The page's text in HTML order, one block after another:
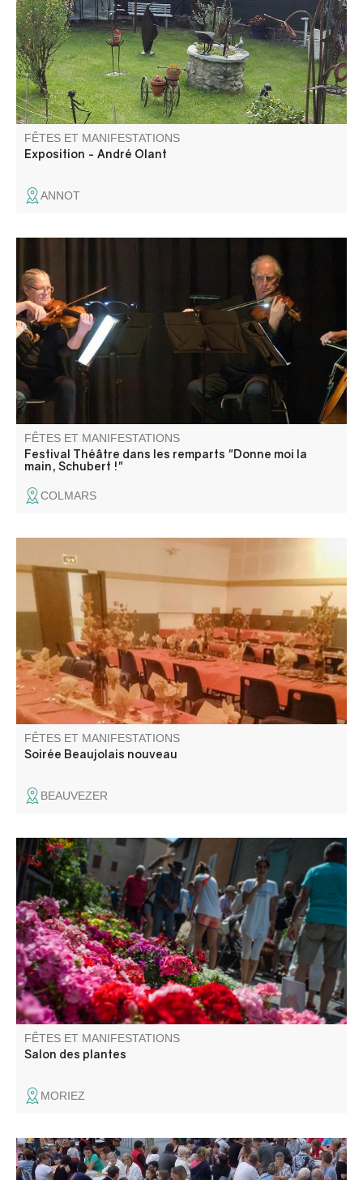
FÊTES ET MANIFESTATIONS
Exposition - André Olant
ANNOT
Les dernières années du compositeur jouées par 4
comédiens et illustrées par ses compositions jouées en
direct par le quatuor à cordes. Un moment intense.
FÊTES ET MANIFESTATIONS
Festival Théâtre dans les remparts "Donne moi la
main, Schubert !"
COLMARS
Soirée musicale avec repas organisé par le comité des
fêtes de Beauvezer.
FÊTES ET MANIFESTATIONS
Soirée Beaujolais nouveau
BEAUVEZER
L’association La Fleur de Sel, qui l’organise, redouble
d’effort et d’inventivité : les rues du village prennent des
airs de floralies et se transforment en une véritable
pépinière à ciel ouvert !
FÊTES ET MANIFESTATIONS
Salon des plantes
MORIEZ
Ambiance conviviale sous les platanes, le Comité des